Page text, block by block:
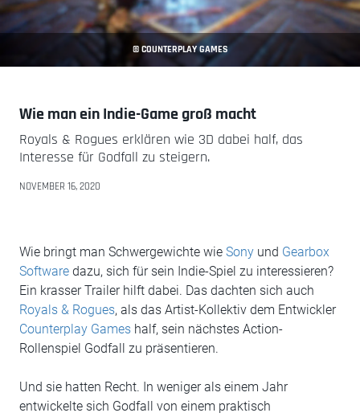
© COUNTERPLAY GAMES
Wie man ein Indie-Game groß macht
Royals & Rogues erklären wie 3D dabei half, das
Interesse für Godfall zu steigern.
NOVEMBER 16, 2020
Wie bringt man Schwergewichte wie Sony und Gearbox
Software dazu, sich für sein Indie-Spiel zu interessieren?
Ein krasser Trailer hilft dabei. Das dachten sich auch
Royals & Rogues, als das Artist-Kollektiv dem Entwickler
Counterplay Games half, sein nächstes Action-
Rollenspiel Godfall zu präsentieren.
Und sie hatten Recht. In weniger als einem Jahr
entwickelte sich Godfall von einem praktisch